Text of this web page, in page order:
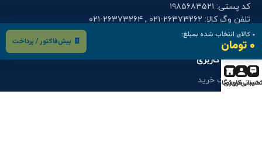
۰ کالای انتخاب شده بمبلغ:
۰ تومان 🧾 پیش‌فاکتور / پرداخت
کد پستی: ۱۹۸۵۶۸۳۵۲۱
تلفن وگ کالا: ۲۶۳۷۳۲۶۲-۰۲۱ , ۲۶۳۷۳۲۶۴-۰۲۱
موبایل دفتر وگ کالا: ۰۹۰۰۱۲۲۷۹۱۴
فرم های کاربری
درخواست خرید
حساب کاربری
فروشگاه